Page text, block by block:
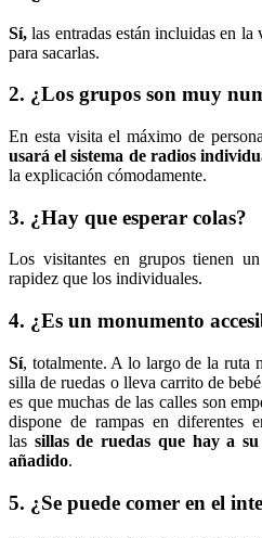
Sí, las entradas están incluidas en
para sacarlas.
2. ¿Los grupos son muy
En esta visita el máximo de
usará el sistema de radios
la explicación cómodamente.
3. ¿Hay que esperar colas?
Los visitantes en grupos tienen
rapidez que los individuales.
4. ¿Es un monumento
Sí, totalmente. A lo largo de la ruta
silla de ruedas o lleva carrito de
es que muchas de las calles son
dispone de rampas en diferentes
las sillas de ruedas que hay a
añadido.
5. ¿Se puede comer en el